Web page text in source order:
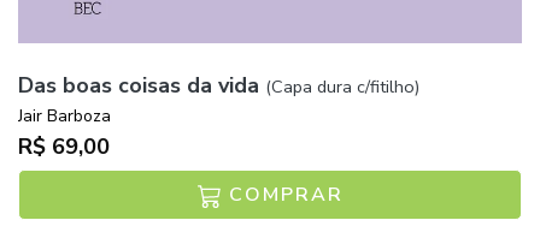
Das boas coisas da vida (Capa dura c/fitilho)
Jair Barboza
R$ 69,00
COMPRAR